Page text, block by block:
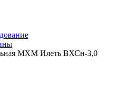
МХМ Илеть ВХСн-3,0